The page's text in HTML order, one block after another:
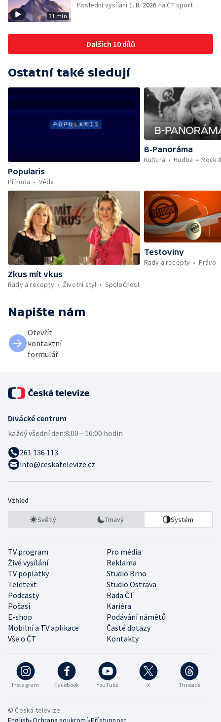
31 min
Poslední vysílání1. 8. 2026 na ČT sport
Dalších 10 dílů
Ostatní také sledují
Popularis
Příroda
Věda
B-Panoráma
Kultura
Hudba Rock
Zkus mít vkus
Rady a recepty
Životní styl Společnost
Testoviny
Rady a recepty
Právo
Napište nám
Otevřít
kontaktní
formulář
Divácké centrum
každý všední den:8:00—16:00 hodin
261 136 113
info@ceskatelevize.cz
Vzhled
Světlý Tmavý Systém
TV program
Pro média
Živé vysílání
Reklama
TV poplatky
Studio Brno
Teletext
Studio Ostrava
Podcasty
Rada ČT
Počasí
Kariéra
E-shop
Podávání námětů
Mobilní a TV aplikace
Časté dotazy
Vše o ČT
Kontakty
Instagram Facebook YouTube X Threads
© Česká televize
English Ochrana soukromí Přístupnost